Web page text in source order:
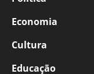
Economia
Cultura
Educação